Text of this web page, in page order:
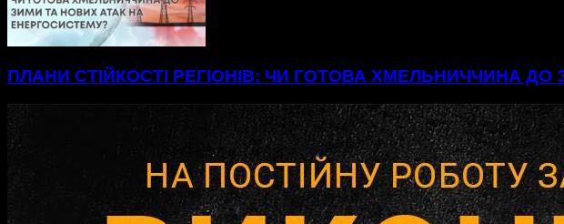
ПЛАНИ СТІЙКОСТІ РЕГІОНІВ: ЧИ ГОТОВА ХМЕЛЬНИЧЧИНА